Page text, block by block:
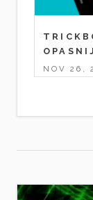
NOV 26,